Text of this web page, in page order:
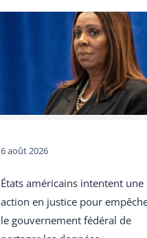
6 août 2026
États américains intentent une
action en justice pour
le gouvernement fédéral de